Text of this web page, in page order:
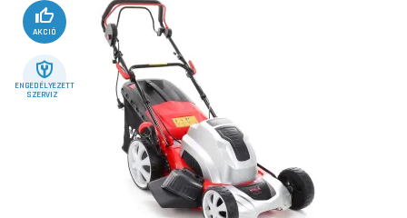
AKCIÓ
ENGEDÉLYEZETT
SZERVIZ